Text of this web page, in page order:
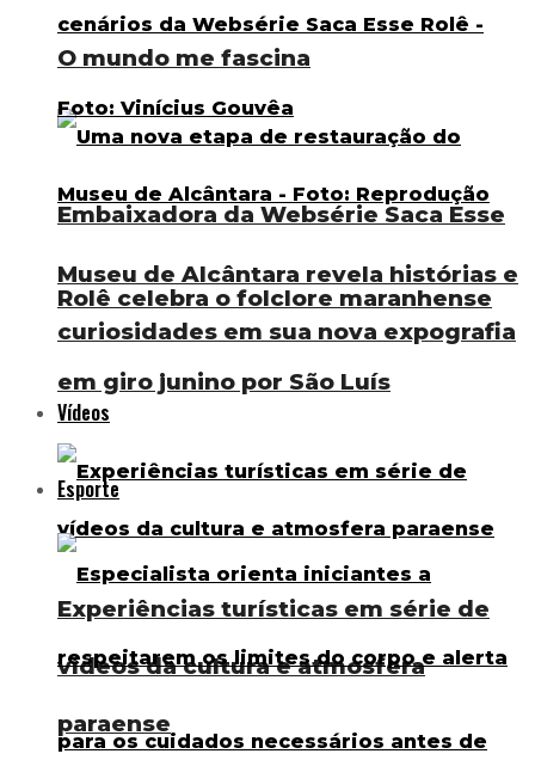
O mundo me fascina
Museu de Alcântara revela histórias e
curiosidades em sua nova expografia
Vídeos
Experiências turísticas em série de
vídeos da cultura e atmosfera
paraense
Embaixadora da Websérie Saca Esse
Rolê celebra o folclore maranhense
em giro junino por São Luís
Esporte